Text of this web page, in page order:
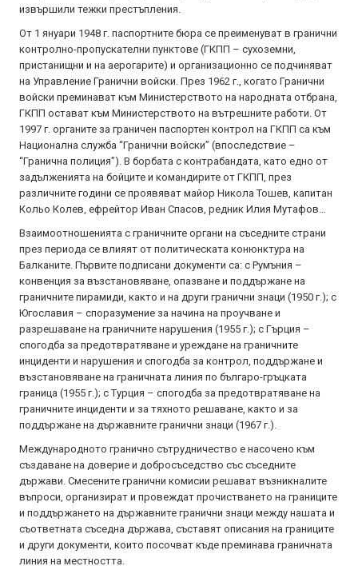
извършили тежки престъпления.
От 1 януари 1948 г. паспортните бюра се преименуват в гранични
контролно-пропускателни пунктове (ГКПП – сухоземни,
пристанищни и на аерогарите) и организационно се подчиняват
на Управление Гранични войски. През 1962 г., когато Гранични
войски преминават към Министерството на народната отбрана,
ГКПП остават към Министерството на вътрешните работи. От
1997 г. органите за граничен паспортен контрол на ГКПП са към
Национална служба “Гранични войски” (впоследствие –
“Гранична полиция”). В борбата с контрабандата, като едно от
задълженията на бойците и командирите от ГКПП, през
различните години се проявяват майор Никола Тошев, капитан
Кольо Колев, ефрейтор Иван Спасов, редник Илия Мутафов…
Взаимоотношенията с граничните органи на съседните страни
през периода се влияят от политическата конюнктура на
Балканите. Първите подписани документи са: с Румъния –
конвенция за възстановяване, опазване и поддържане на
граничните пирамиди, както и на други гранични знаци (1950 г.); с
Югославия – споразумение за начина на проучване и
разрешаване на граничните нарушения (1955 г.); с Гърция –
спогодба за предотвратяване и уреждане на граничните
инциденти и нарушения и спогодба за контрол, поддържане и
възстановяване на граничната линия по българо-гръцката
граница (1955 г.); с Турция – спогодба за предотвратяване на
граничните инциденти и за тяхното решаване, както и за
поддържане на държавните гранични знаци (1967 г.).
Международното гранично сътрудничество е насочено към
създаване на доверие и добросъседство със съседните
държави. Смесените гранични комисии решават възникналите
въпроси, организират и провеждат прочистването на границите
и поддържането на държавните гранични знаци между нашата и
съответната съседна държава, съставят описания на границите
и други документи, които посочват къде преминава граничната
линия на местността.